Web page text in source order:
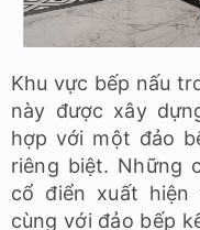
Khu vực bếp nấu
này được xây
hợp với một đảo
riêng biệt. Những
cổ điển xuất
cùng với đảo bếp